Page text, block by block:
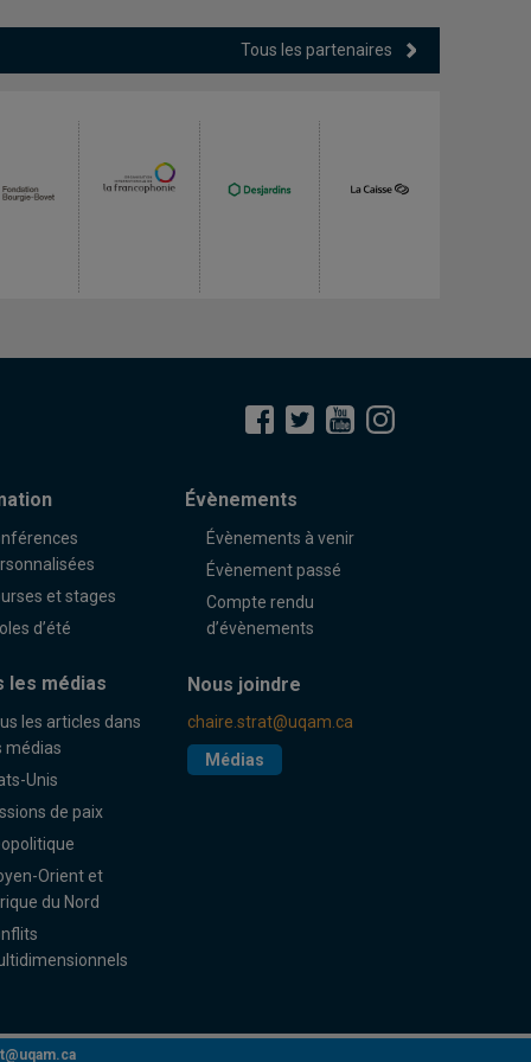
Tous les partenaires
et stages
d’été
Évènements
Évènements à venir
Évènement passé
Compte rendu
d’évènements
les médias
les articles dans
médias
Unis
de paix
Orient et
du Nord
Nous joindre
chaire.strat@uqam.ca
Médias